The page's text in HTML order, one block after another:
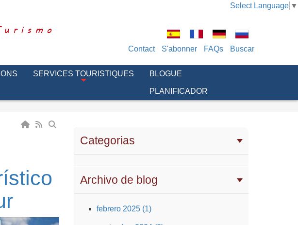
Select Language ▼
Contact S'abonner FAQs Buscar
SERVICES TOURISTIQUES BLOGUE
PLANIFICADOR
Categorias
Archivo de blog
febrero 2025 (1)